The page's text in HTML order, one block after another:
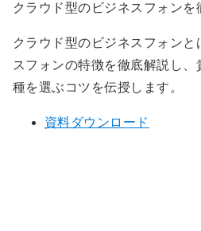
クラウド型のビジネスフォンを
クラウド型のビジネスフォン
スフォンの特徴を徹底解説し
種を選ぶコツを伝授します。
資料ダウンロード